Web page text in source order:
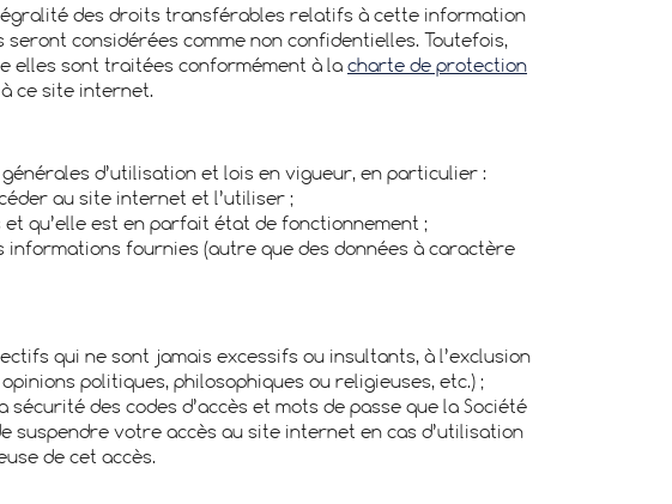
des droits transférables relatifs à cette information
considérées comme non confidentielles. Toutefois,
elles sont traitées conformément à la charte de protection
ce site internet.
d’utilisation et lois en vigueur, en particulier :
au site internet et l’utiliser ;
qu’elle est en parfait état de fonctionnement ;
fournies (autre que des données à caractère
qui ne sont jamais excessifs ou insultants, à l’exclusion
politiques, philosophiques ou religieuses, etc.) ;
des codes d’accès et mots de passe que la Société
votre accès au site internet en cas d’utilisation
de cet accès.